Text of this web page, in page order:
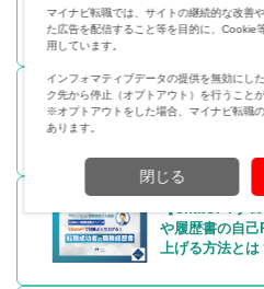
時の対処法と例
【一覧】長所・
の違い
【ChatGPTプ
や履歴書の自
上げる方法とは
マイナビ転職では、サイトの継続的な改善
た広告を配信すること等を目的に、Cookie
用しています。
インフォマティブデータの提供を無効にし
ク先から停止（オプトアウト）を行うことが
※オプトアウトをした場合、マイナビ転職
あります。
閉じる